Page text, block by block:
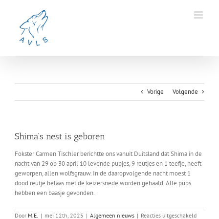
Vorige Volgende
Shima’s nest is geboren
Fokster Carmen Tischler berichtte ons vanuit Duitsland dat Shima in de
nacht van 29 op 30 april 10 levende pupjes, 9 reutjes en 1 teefje, heeft
geworpen, allen wolfsgrauw. In de daaropvolgende nacht moest 1
dood reutje helaas met de keizersnede worden gehaald. Alle pups
hebben een baasje gevonden.
Door M.E. | mei 12th, 2025 | Algemeen nieuws | Reacties uitgeschakeldvoor